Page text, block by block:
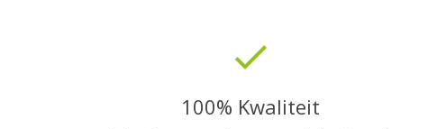
done
100% Kwaliteit